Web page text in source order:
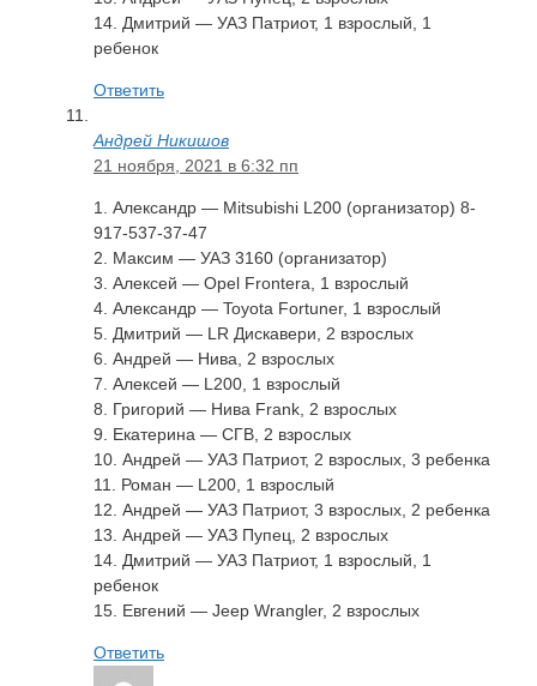
14. Дмитрий — УАЗ Патриот, 1 взрослый, 1
ребенок
Ответить
Андрей Никишов
21 ноября, 2021 в 6:32 пп
1. Александр — Mitsubishi L200 (организатор) 8-
917-537-37-47
2. Максим — УАЗ 3160 (организатор)
3. Алексей — Opel Frontera, 1 взрослый
4. Александр — Toyota Fortuner, 1 взрослый
5. Дмитрий — LR Дискавери, 2 взрослых
6. Андрей — Нива, 2 взрослых
7. Алексей — L200, 1 взрослый
8. Григорий — Нива Frank, 2 взрослых
9. Екатерина — CГВ, 2 взрослых
10. Андрей — УАЗ Патриот, 2 взрослых, 3 ребенка
11. Роман — L200, 1 взрослый
12. Андрей — УАЗ Патриот, 3 взрослых, 2 ребенка
13. Андрей — УАЗ Пупец, 2 взрослых
14. Дмитрий — УАЗ Патриот, 1 взрослый, 1
ребенок
15. Евгений — Jeep Wrangler, 2 взрослых
Ответить